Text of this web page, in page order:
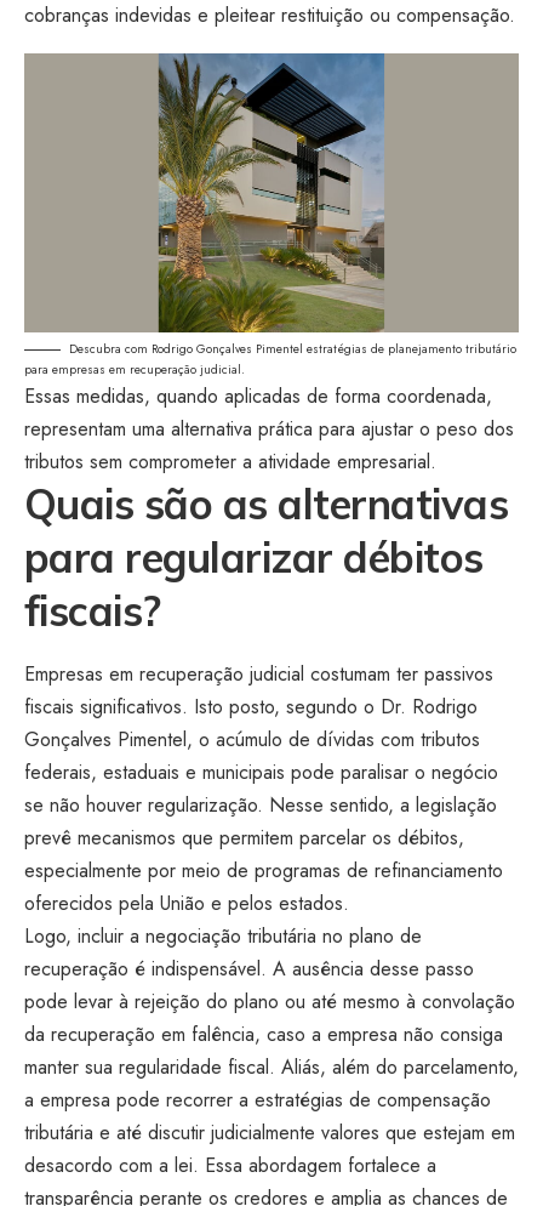
cobranças indevidas e pleitear restituição ou compensação.
Descubra com Rodrigo Gonçalves Pimentel estratégias de planejamento tributário
para empresas em recuperação judicial.
Essas medidas, quando aplicadas de forma coordenada,
representam uma alternativa prática para ajustar o peso dos
tributos sem comprometer a atividade empresarial.
Quais são as alternativas
para regularizar débitos
fiscais?
Empresas em recuperação judicial costumam ter passivos
fiscais significativos. Isto posto, segundo o Dr. Rodrigo
Gonçalves Pimentel, o acúmulo de dívidas com tributos
federais, estaduais e municipais pode paralisar o negócio
se não houver regularização. Nesse sentido, a legislação
prevê mecanismos que permitem parcelar os débitos,
especialmente por meio de programas de refinanciamento
oferecidos pela União e pelos estados.
Logo, incluir a negociação tributária no plano de
recuperação é indispensável. A ausência desse passo
pode levar à rejeição do plano ou até mesmo à convolação
da recuperação em falência, caso a empresa não consiga
manter sua regularidade fiscal. Aliás, além do parcelamento,
a empresa pode recorrer a estratégias de compensação
tributária e até discutir judicialmente valores que estejam em
desacordo com a lei. Essa abordagem fortalece a
transparência perante os credores e amplia as chances de